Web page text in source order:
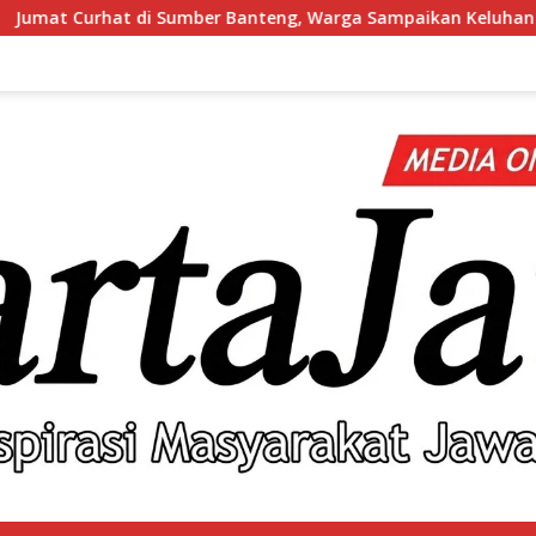
Warga Sampaikan Keluhan hingga Minta Polsek